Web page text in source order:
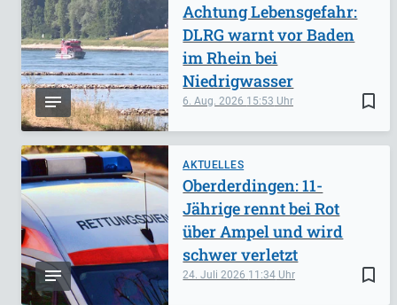
bookmark_border
6. Aug. 2026 15:53
Achtung Lebensgefahr:
DLRG warnt vor Baden
im Rhein bei
Niedrigwasser
AKTUELLES
bookmark_border
24. Juli 2026 11:34
Oberderdingen: 11-
Jährige rennt bei Rot
über Ampel und wird
schwer verletzt